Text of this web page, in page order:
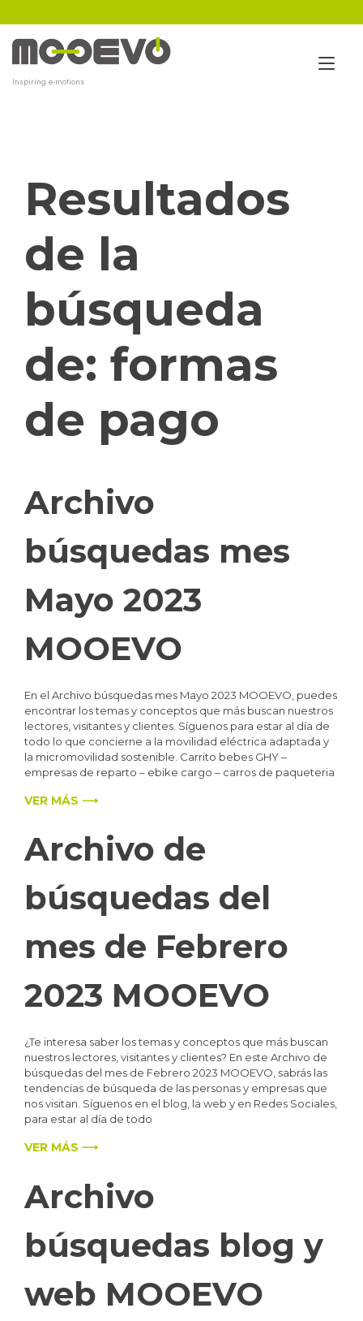
al
contenido
Inspiring e-motions
Resultados
de la
búsqueda
de: formas
de pago
Archivo
búsquedas mes
Mayo 2023
MOOEVO
En el Archivo búsquedas mes Mayo 2023 MOOEVO, puedes
encontrar los temas y conceptos que más buscan nuestros
lectores, visitantes y clientes. Síguenos para estar al día de
todo lo que concierne a la movilidad eléctrica adaptada y
la micromovilidad sostenible. Carrito bebes GHY –
empresas de reparto – ebike cargo – carros de paqueteria
VER MÁS ⟶
Archivo de
búsquedas del
mes de Febrero
2023 MOOEVO
¿Te interesa saber los temas y conceptos que más buscan
nuestros lectores, visitantes y clientes? En este Archivo de
búsquedas del mes de Febrero 2023 MOOEVO, sabrás las
tendencias de búsqueda de las personas y empresas que
nos visitan. Síguenos en el blog, la web y en Redes Sociales,
para estar al día de todo
VER MÁS ⟶
Archivo
búsquedas blog y
web MOOEVO